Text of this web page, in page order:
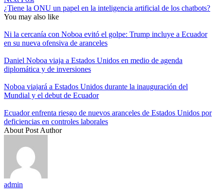
¿Tiene la ONU un papel en la inteligencia artificial de los chatbots?
You may also like
Ni la cercanía con Noboa evitó el golpe: Trump incluye a Ecuador
en su nueva ofensiva de aranceles
Daniel Noboa viaja a Estados Unidos en medio de agenda
diplomática y de inversiones
Noboa viajará a Estados Unidos durante la inauguración del
Mundial y el debut de Ecuador
Ecuador enfrenta riesgo de nuevos aranceles de Estados Unidos por
deficiencias en controles laborales
About Post Author
admin